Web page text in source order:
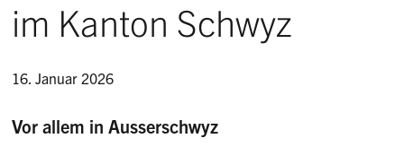
im Kanton Schwyz
16. Januar 2026
Vor allem in Ausserschwyz